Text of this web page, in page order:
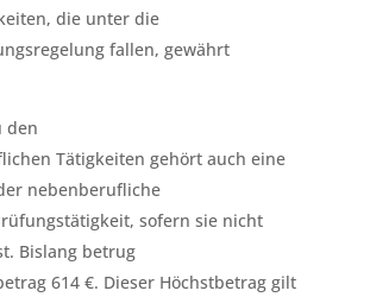
die unter die
fallen, gewährt
den
Tätigkeiten gehört auch eine
nebenberufliche
sofern sie nicht
Bislang betrug
614 €. Dieser Höchstbetrag gilt